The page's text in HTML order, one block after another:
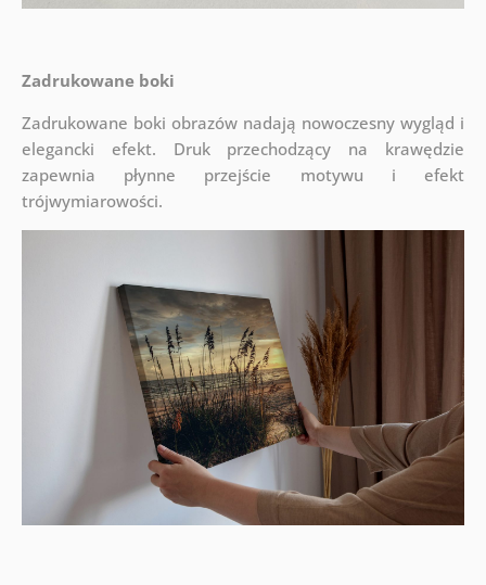
Zadrukowane boki
Zadrukowane boki obrazów nadają nowoczesny wygląd i
elegancki efekt. Druk przechodzący na krawędzie
zapewnia płynne przejście motywu i efekt
trójwymiarowości.